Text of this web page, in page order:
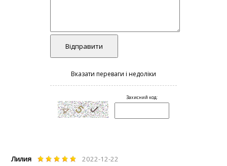
Лилия 2022-12-22